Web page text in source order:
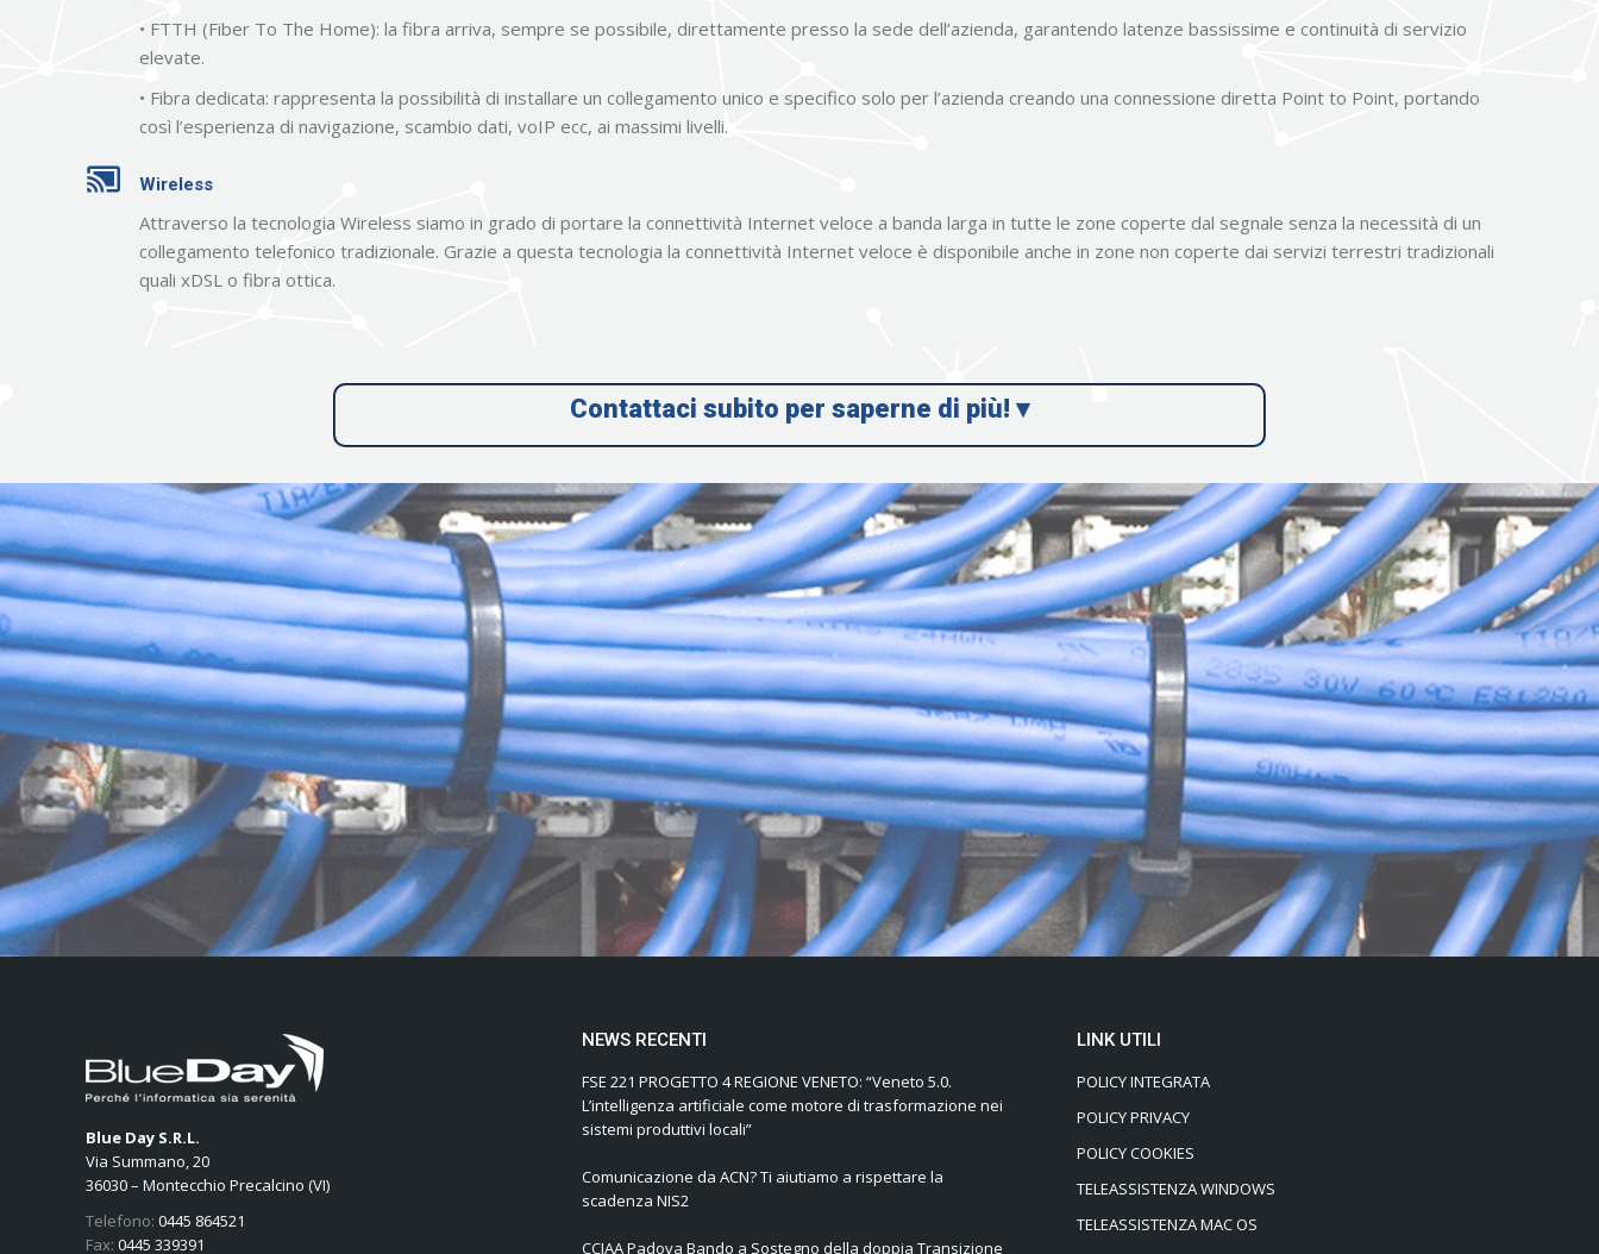
• FTTH (Fiber To The Home): la fibra arriva, sempre se possibile, direttamente presso la sede dell’azienda, garantendo latenze bassissime e continuità di servizio
elevate.
• Fibra dedicata: rappresenta la possibilità di installare un collegamento unico e specifico solo per l’azienda creando una connessione diretta Point to Point, portando
così l’esperienza di navigazione, scambio dati, voIP ecc, ai massimi livelli.
Wireless
Attraverso la tecnologia Wireless siamo in grado di portare la connettività Internet veloce a banda larga in tutte le zone coperte dal segnale senza la necessità di un
collegamento telefonico tradizionale. Grazie a questa tecnologia la connettività Internet veloce è disponibile anche in zone non coperte dai servizi terrestri tradizionali
quali xDSL o fibra ottica.
Contattaci subito per saperne di più! ▾
Blue Day S.R.L.
Via Summano, 20
36030 – Montecchio Precalcino (VI)
Telefono: 0445 864521
Fax: 0445 339391
NEWS RECENTI
FSE 221 PROGETTO 4 REGIONE VENETO: “Veneto 5.0.
L’intelligenza artificiale come motore di trasformazione nei
sistemi produttivi locali”
Comunicazione da ACN? Ti aiutiamo a rispettare la
scadenza NIS2
CCIAA Padova Bando a Sostegno della doppia Transizione
LINK UTILI
POLICY INTEGRATA
POLICY PRIVACY
POLICY COOKIES
TELEASSISTENZA WINDOWS
TELEASSISTENZA MAC OS